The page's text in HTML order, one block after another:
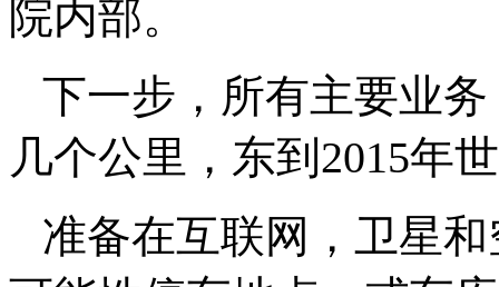
院内部。
下一步，所有主要业务
几个公里，东到2015年
准备在互联网，卫星